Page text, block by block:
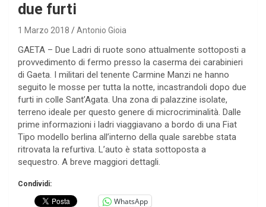
due furti
1 Marzo 2018 Antonio Gioia
GAETA – Due Ladri di ruote sono attualmente sottoposti a
provvedimento di fermo presso la caserma dei carabinieri
di Gaeta. I militari del tenente Carmine Manzi ne hanno
seguito le mosse per tutta la notte, incastrandoli dopo due
furti in colle Sant’Agata. Una zona di palazzine isolate,
terreno ideale per questo genere di microcriminalità. Dalle
prime informazioni i ladri viaggiavano a bordo di una Fiat
Tipo modello berlina all’interno della quale sarebbe stata
ritrovata la refurtiva. L’auto è stata sottoposta a
sequestro. A breve maggiori dettagli.
Condividi:
WhatsApp